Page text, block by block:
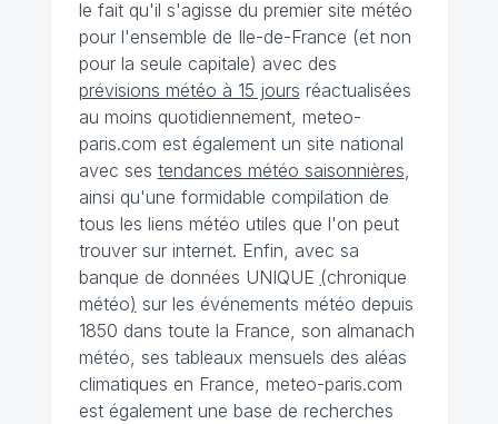
le fait qu'il s'agisse du premier site météo
pour l'ensemble de Ile-de-France (et non
pour la seule capitale) avec des
prévisions météo à 15 jours réactualisées
au moins quotidiennement, meteo-
paris.com est également un site national
avec ses tendances météo saisonnières
ainsi qu'une formidable compilation de
tous les liens météo utiles que l'on peut
trouver sur internet. Enfin, avec sa
banque de données UNIQUE (chronique
météo) sur les événements météo depuis
1850 dans toute la France, son almanach
météo, ses tableaux mensuels des aléas
climatiques en France, meteo-paris.com
est également une base de recherches